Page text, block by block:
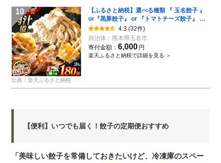
10
出典：楽天ふるさと納税
【ふるさと納税】選べる種類 『 玉名餃子 』
or『黒豚餃子』 or 『トマトチーズ餃子』 選
べる容量 20個 or 50個 or 80個 or 120個 or
180個 （1回・3回・6回・12回） | 餃子 黒豚
トマトチーズ トマト ぎょうざ つまみ お手軽
小分け 冷凍 冷凍食品 おかず 豚肉 熊本県 玉名
4.3 (32件)
自治体： 熊本県玉名市
寄付金額： 6,000 円
楽天ふるさと納税で詳細を見る ＞
【便利】いつでも届く！餃子の定期便おすすめ
「美味しい餃子を常備しておきたいけど、冷凍庫のスペー